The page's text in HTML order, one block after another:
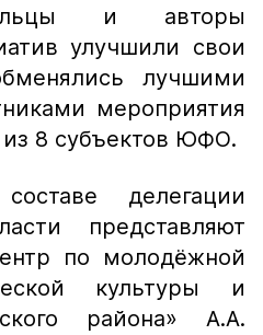
и авторы
улучшили свои
лучшими
мероприятия
из 8 субъектов ЮФО.
делегации
представляют
по молодёжной
культуры и
района» А.А.